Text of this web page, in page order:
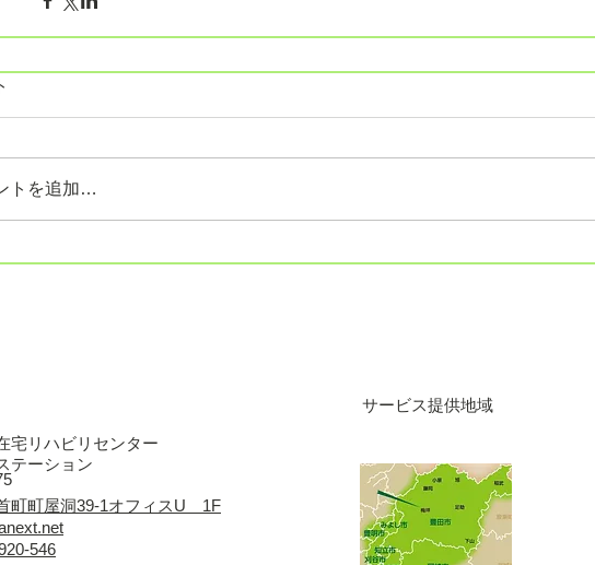
トを追加…
宅リハビリセンター
テーション
町町屋洞39-1オフィスU 1F
546
サービス提供地域